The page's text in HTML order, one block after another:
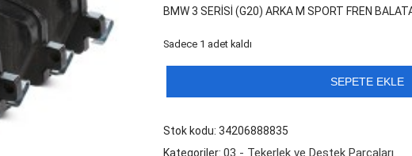
15.199,00 ₺.
BMW 3 SERİSİ (G20) ARKA M SPORT FREN
Sadece 1 adet kaldı
3
SEPETE EKLE
Stok kodu:34206888835
Kategoriler:03 - Tekerlek ve Destek Parçaları